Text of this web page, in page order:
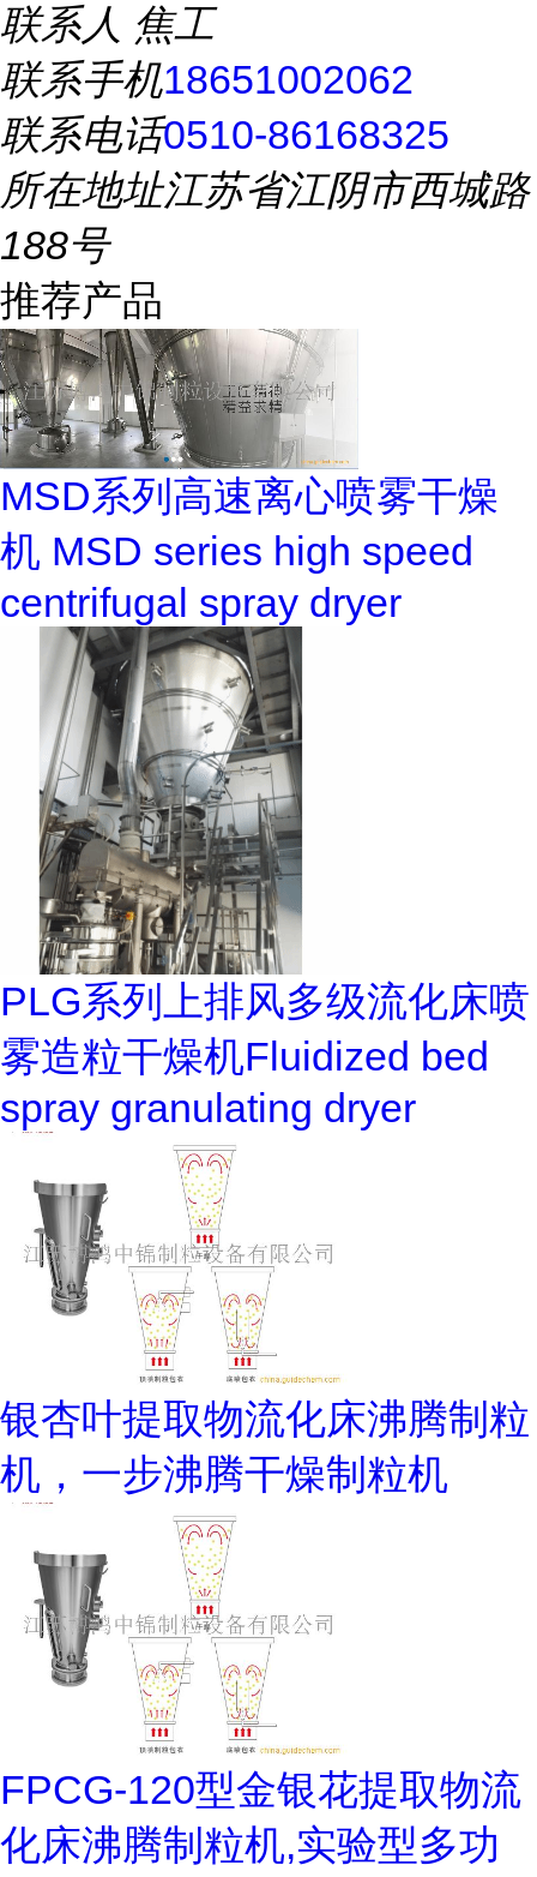
联系人 焦工
联系手机18651002062
联系电话0510-86168325
所在地址江苏省江阴市西城路
188号
推荐产品
MSD系列高速离心喷雾干燥
机 MSD series high speed
centrifugal spray dryer
PLG系列上排风多级流化床喷
雾造粒干燥机Fluidized bed
spray granulating dryer
银杏叶提取物流化床沸腾制粒
机，一步沸腾干燥制粒机
FPCG-120型金银花提取物流
化床沸腾制粒机,实验型多功